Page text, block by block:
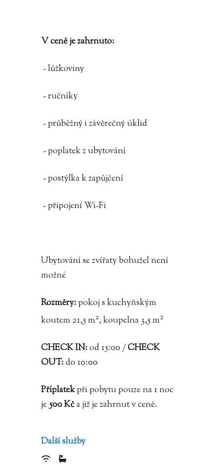
V ceně je zahrnuto:
- lůžkoviny
- ručníky
- průběžný i závěrečný úklid
- poplatek z ubytování
- postýlka k zapůjčení
- připojení Wi-Fi
Ubytování se zvířaty bohužel není
možné
Rozměry:pokoj s kuchyňským
koutem 21,5 m2, koupelna 3,5 m2
CHECK IN:od 15:00 /CHECK
OUT:do 10:00
Příplatekpři pobytu pouze na 1 noc
je500 Kča již je zahrnut v ceně.
Další služby